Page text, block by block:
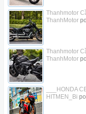
Thanhmotor
ThanhMotor
Thanhmotor
ThanhMotor
___HONDA
HITMEN_Bi